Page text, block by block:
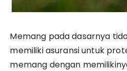
Memang pada dasarnya
memiliki asuransi untuk
memang dengan